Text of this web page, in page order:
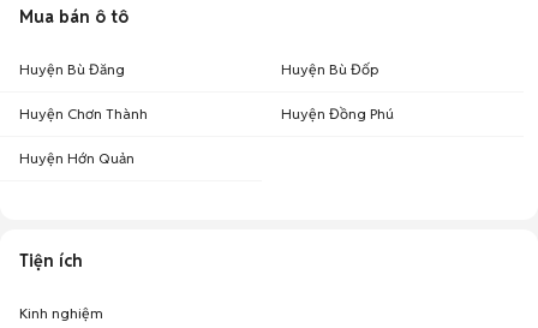
Mua bán ô tô
Huyện Bù Đăng Huyện Bù Đốp
Huyện Chơn Thành Huyện Đồng Phú
Huyện Hớn Quản
Tiện ích
Kinh nghiệm